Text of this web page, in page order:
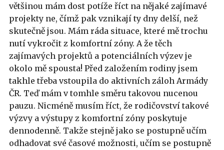
většinou mám dost potíže říct na nějaké zajímavé
projekty ne, čímž pak vznikají ty dny delší, než
skutečně jsou. Mám ráda situace, které mě trochu
nutí vykročit z komfortní zóny. A že těch
zajímavých projektů a potenciálních výzev je
okolo mě spousta! Před založením rodiny jsem
takhle třeba vstoupila do aktivních záloh Armády
ČR. Teď mám v tomhle směru takovou nucenou
pauzu. Nicméně musím říct, že rodičovství takové
výzvy a výstupy z komfortní zóny poskytuje
dennodenně. Takže stejně jako se postupně učím
odhadovat své časové možnosti, učím se postupně